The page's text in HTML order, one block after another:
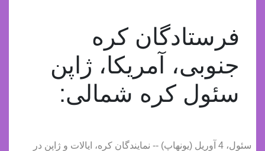
فرستادگان کره
جنوبی، آمریکا، ژاپن
سئول کره شمالی:
سئول، 4 آوریل (یونهاپ) -- نمایندگان کره، ایالات و ژاپن در